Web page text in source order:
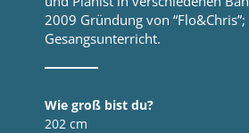
2009 Gründung von
Gesangsunterricht.
Wie groß bist du?
202 cm